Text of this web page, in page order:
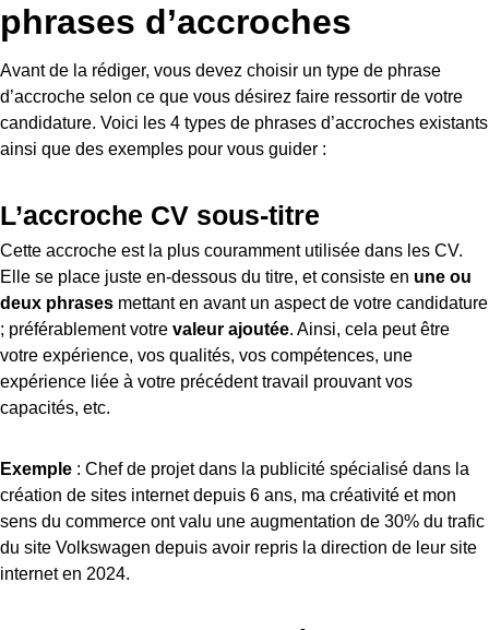
phrases d’accroches
Avant de la rédiger, vous devez choisir un type de phrase
d’accroche selon ce que vous désirez faire ressortir de votre
candidature. Voici les 4 types de phrases d’accroches existants
ainsi que des exemples pour vous guider :
L’accroche CV sous-titre
Cette accroche est la plus couramment utilisée dans les CV.
Elle se place juste en-dessous du titre, et consiste en une ou
deux phrases mettant en avant un aspect de votre candidature
; préférablement votre valeur ajoutée. Ainsi, cela peut être
votre expérience, vos qualités, vos compétences, une
expérience liée à votre précédent travail prouvant vos
capacités, etc.
Exemple : Chef de projet dans la publicité spécialisé dans la
création de sites internet depuis 6 ans, ma créativité et mon
sens du commerce ont valu une augmentation de 30% du trafic
du site Volkswagen depuis avoir repris la direction de leur site
internet en 2024.